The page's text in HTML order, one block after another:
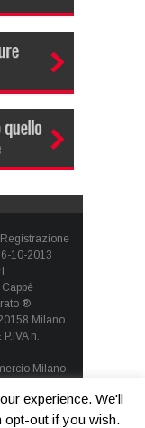
10-2013
®
Milano
n.
Milano
experience. We'll
opt-out if you wish.